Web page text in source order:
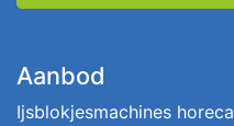
Aanbod
Ijsblokjesmachines horeca